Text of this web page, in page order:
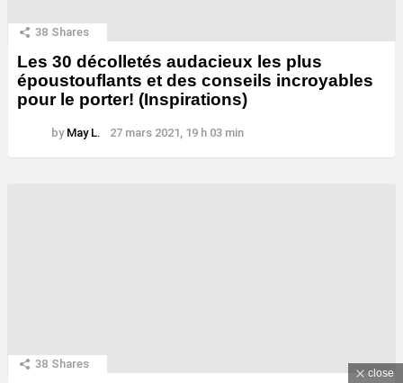
38 Shares
Les 30 décolletés audacieux les plus
époustouflants et des conseils incroyables
pour le porter! (Inspirations)
by May L. 27 mars 2021, 19 h 03 min
38 Shares
close